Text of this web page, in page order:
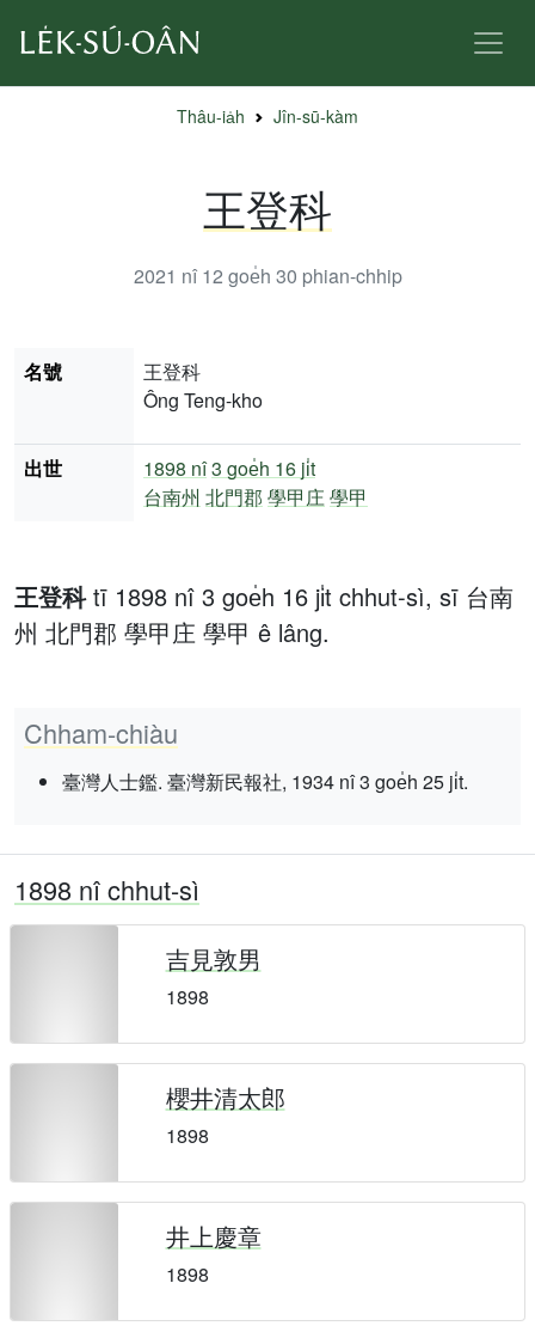
Thâu-ia̍h Jîn-sū-kàm
王登科
2021 nî 12 goe̍h 30 phian-chhip
王登科tī 1898 nî 3 goe̍h 16 ji̍t chhut-sì, sī 台南
州 北門郡 學甲庄 學甲 ê lâng.
Chham-chiàu
臺灣人士鑑. 臺灣新民報社, 1934 nî 3 goe̍h 25 ji̍t.
名號
王登科
Ông Teng-kho
出世 1898 nî3 goe̍h 16 ji̍t
台南州 北門郡 學甲庄學甲
1898 nî chhut-sì
吉見敦男
1898
櫻井清太郎
1898
井上慶章
1898